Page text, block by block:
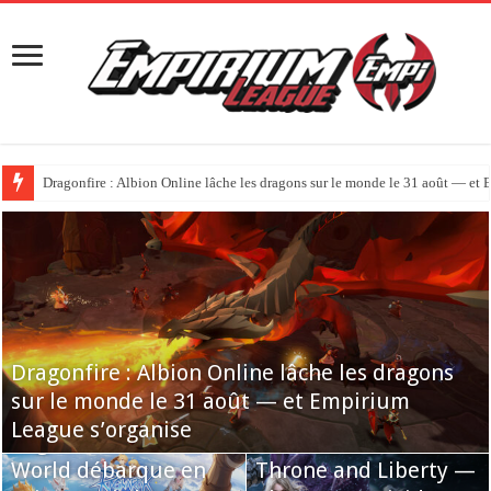
Dragonfire : Albion Online lâche les dragons sur le monde le 31 août — et
Dragonfire : Albion Online lâche les dragons
sur le monde le 31 août — et Empirium
League s’organise
Ragnarok: The New
World débarque en
Throne and Liberty —
Empirium League entre dans une nouvelle
ère
Empirium League
recrute son
Administrateur
AION 2 débarque en